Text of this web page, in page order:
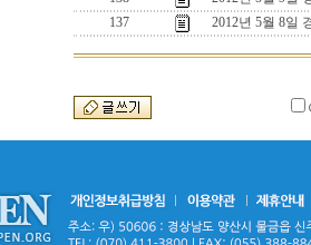
137
2012년 5월 8일